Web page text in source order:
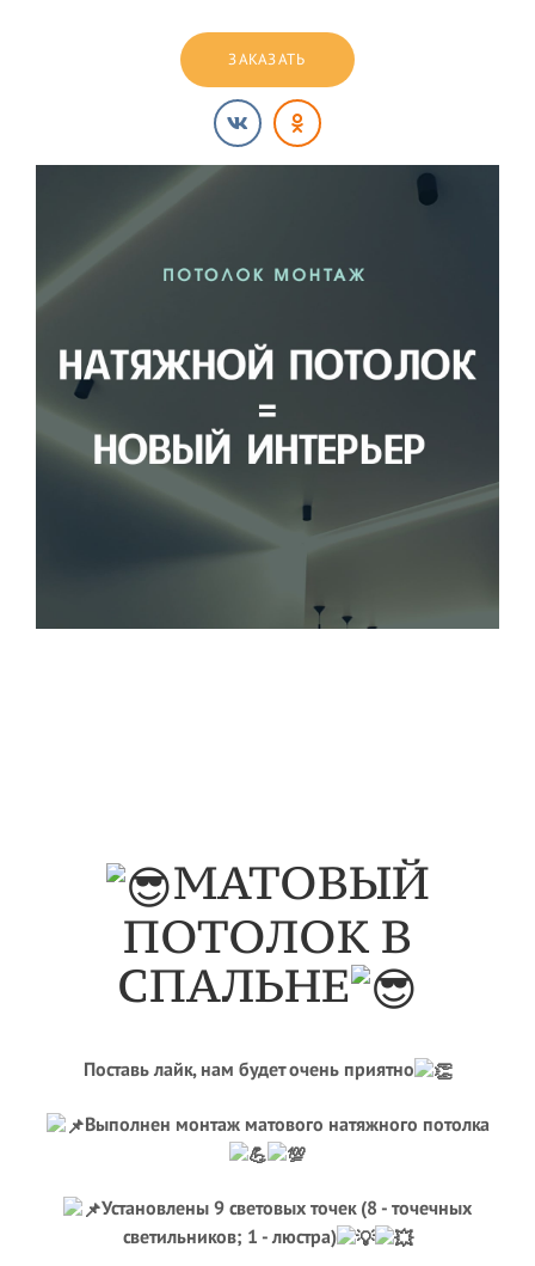
ЗАКАЗАТЬ
МАТОВЫЙ
ПОТОЛОК В
СПАЛЬНЕ
Поставь лайк, нам будет очень приятно
Выполнен монтаж матового натяжного потолка
Установлены 9 световых точек (8 - точечных
светильников; 1 - люстра)